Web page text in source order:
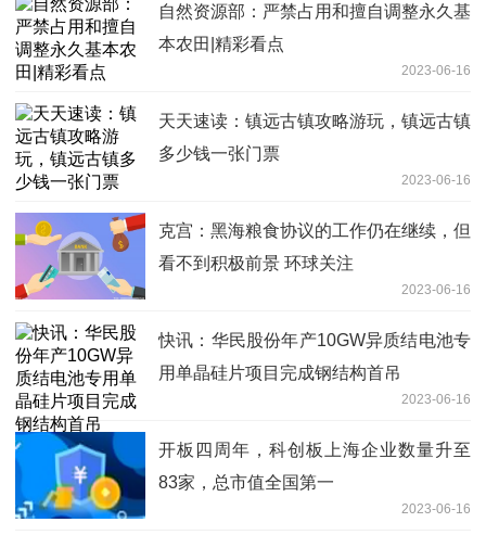
自然资源部：严禁占用和擅自调整永久基
本农田|精彩看点
2023-06-16
天天速读：镇远古镇攻略游玩，镇远古镇
多少钱一张门票
2023-06-16
克宫：黑海粮食协议的工作仍在继续，但
看不到积极前景 环球关注
2023-06-16
快讯：华民股份年产10GW异质结电池专
用单晶硅片项目完成钢结构首吊
2023-06-16
开板四周年，科创板上海企业数量升至
83家，总市值全国第一
2023-06-16